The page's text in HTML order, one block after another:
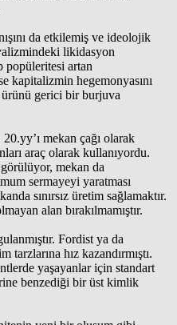
da etkilemiş ve ideolojik
likidasyon
popüleritesi artan
kapitalizmin hegemonyasını
ürünü gerici bir burjuva
mekan çağı olarak
araç olarak kullanıyordu.
mekan da
sermayeyi yaratması
sınırsız üretim sağlamaktır.
alan bırakılmamıştır.
Fordist ya da
hız kazandırmıştı.
yaşayanlar için standart
benzediği bir üst kimlik